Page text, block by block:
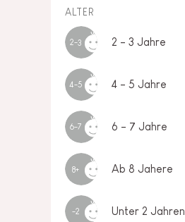
ALTER
2-3 2 - 3 Jahre
4-5 4 - 5 Jahre
6-7 6 - 7 Jahre
8+ Ab 8 Jahere
-2 Unter 2 Jahren